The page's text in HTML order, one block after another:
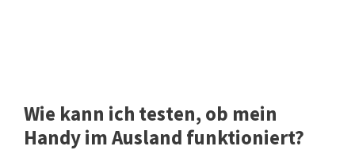
Wie kann ich testen, ob mein
Handy im Ausland funktioniert?